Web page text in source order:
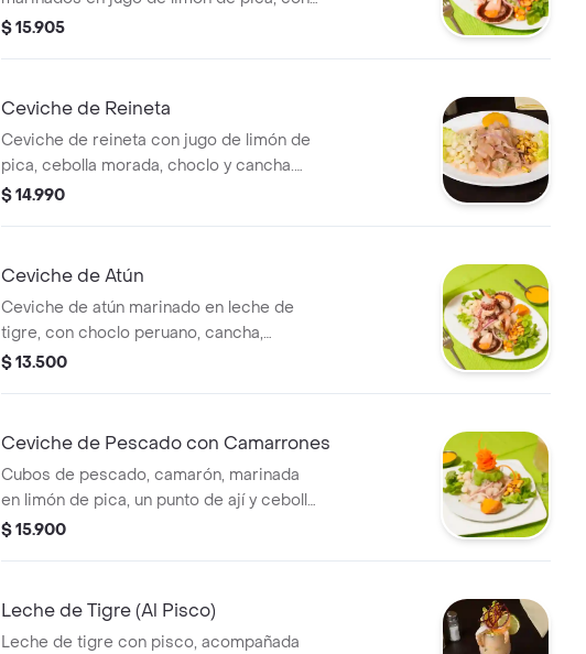
ají, cebolla en pluma y especias. Incluye
$ 15.905
Ceviche de Reineta
Ceviche de reineta con jugo de limón de
pica, cebolla morada, choclo y cancha.
Especias estilo peruano.
$ 14.990
Ceviche de Atún
Ceviche de atún marinado en leche de
tigre, con choclo peruano, cancha,
camote y mariscos adicionales.
$ 13.500
Ceviche de Pescado con Camarrones
Cubos de pescado, camarón, marinada
en limón de pica, un punto de ají y cebolla
corte pluma.
$ 15.900
Leche de Tigre (Al Pisco)
Leche de tigre con pisco, acompañada